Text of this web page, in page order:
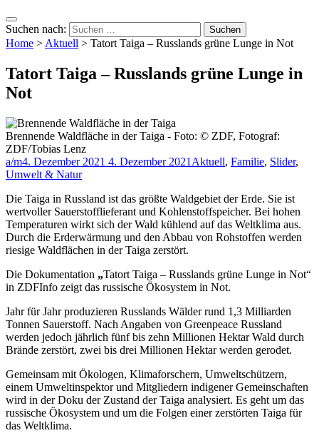
Suchen nach:
Home >Aktuell > Tatort Taiga – Russlands grüne Lunge in Not
Tatort Taiga – Russlands grüne Lunge in
Not
Brennende Waldfläche in der Taiga - Foto: © ZDF, Fotograf:
ZDF/Tobias Lenz
a/m4. Dezember 2021 4. Dezember 2021 Aktuell, Familie, Slider,
Umwelt & Natur
Die Taiga in Russland ist das größte Waldgebiet der Erde. Sie ist
wertvoller Sauerstofflieferant und Kohlenstoffspeicher. Bei hohen
Temperaturen wirkt sich der Wald kühlend auf das Weltklima aus.
Durch die Erderwärmung und den Abbau von Rohstoffen werden
riesige Waldflächen in der Taiga zerstört.
Die Dokumentation „Tatort Taiga – Russlands grüne Lunge in Not“
in ZDFInfo zeigt das russische Ökosystem in Not.
Jahr für Jahr produzieren Russlands Wälder rund 1,3 Milliarden
Tonnen Sauerstoff. Nach Angaben von Greenpeace Russland
werden jedoch jährlich fünf bis zehn Millionen Hektar Wald durch
Brände zerstört, zwei bis drei Millionen Hektar werden gerodet.
Gemeinsam mit Ökologen, Klimaforschern, Umweltschützern,
einem Umweltinspektor und Mitgliedern indigener Gemeinschaften
wird in der Doku der Zustand der Taiga analysiert. Es geht um das
russische Ökosystem und um die Folgen einer zerstörten Taiga für
das Weltklima.